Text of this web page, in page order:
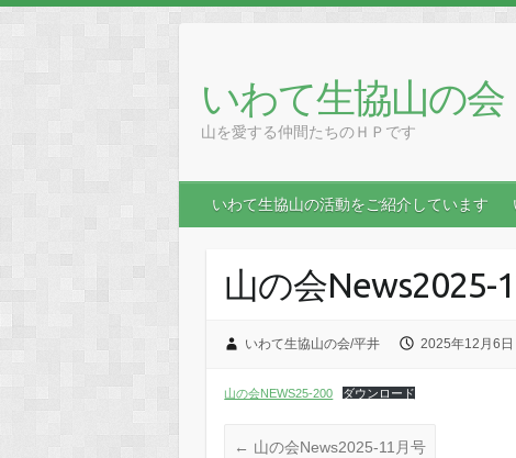
content
いわて生協山の会
山を愛する仲間たちのＨＰです
いわて生協山の活動をご紹介しています
山の会News2025-
いわて生協山の会/平井 2025年12月6日
山の会NEWS25-200 ダウンロード
← 山の会News2025-11月号